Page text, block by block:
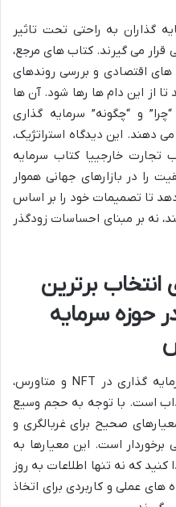
گذاران به راحتی تحت تاثیر
قرار می گیرند. کتاب های مرجع،
های اقتصادی و بررسی روندهای
از این دام ها رها شود. آن ها
و “چگونه” سرمایه گذاری
دهند. این دیدگاه استراتژیک،
تجارت خارجییا کتاب سرمایه
را در بازارهای جهانی هموار
تا تصمیمات خود را بر اساس
نه بر مبنای احساسات زودگذر
انتخاب برترین
حوزه سرمایه
انتخاب یک کتاب مناسب برای سرمایه گذاری در NFT و متاورس،
است. با توجه به حجم وسیع
صحیح برای غربالگری و
برخوردار است. این معیارها به
که نه تنها اطلاعات به روز
های عملی و کاربردی برای اتخاذ